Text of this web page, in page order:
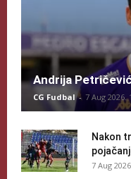
Andrija
CG Fudbal - 7 Aug 2026.
Nakon
7 Aug